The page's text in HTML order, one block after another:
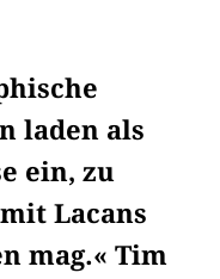
laden als
ein, zu
Lacans
mag.« Tim